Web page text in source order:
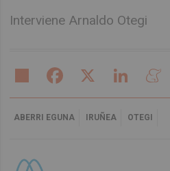
Interviene Arnaldo Otegi
Share Facebook LinkedIn
ABERRI EGUNA IRUÑEA OTEGI